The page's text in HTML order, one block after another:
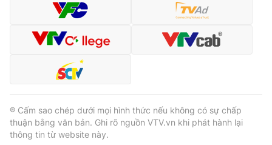
® Cấm sao chép dưới mọi hình thức nếu không có sự chấp
thuận bằng văn bản. Ghi rõ nguồn VTV.vn khi phát hành lại
thông tin từ website này.